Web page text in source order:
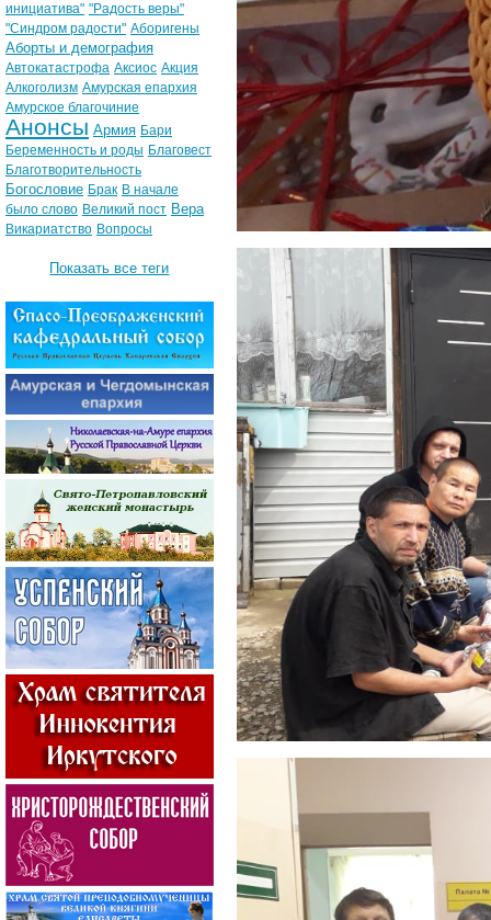
инициатива" "Радость веры"
"Синдром радости" Аборигены
Аборты и демография
Автокатастрофа Аксиос Акция
Алкоголизм Амурская епархия
Амурское благочиние
Анонсы Армия Бари
Беременность и роды Благовест
Благотворительность
Богословие Брак В начале
было слово Великий пост Вера
Викариатство Вопросы
Показать все теги